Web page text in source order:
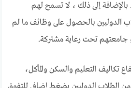
إلى ذلك ، لا تسمح لهم
الدوليين بالحصول على وظائف ما لم
جامعتهم تحت رعاية مشتركة.
تكاليف التعليم والسكن والمأكل،